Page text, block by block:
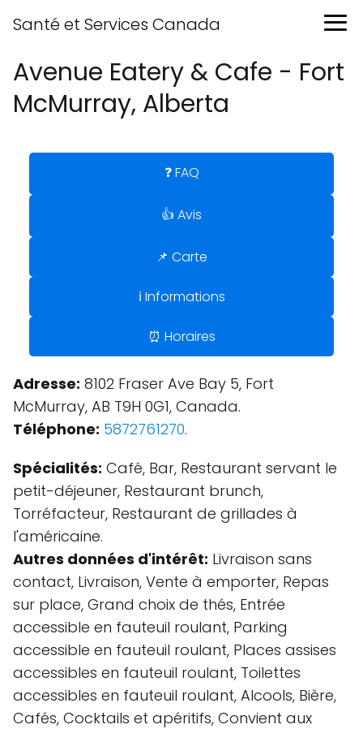
Santé et Services Canada
Avenue Eatery & Cafe - Fort
McMurray, Alberta
❓ FAQ
👍 Avis
📌 Carte
ℹ️ Informations
⏰ Horaires
Adresse: 8102 Fraser Ave Bay 5, Fort
McMurray, AB T9H 0G1, Canada.
Téléphone: 5872761270.
Spécialités: Café, Bar, Restaurant servant le
petit-déjeuner, Restaurant brunch,
Torréfacteur, Restaurant de grillades à
l'américaine.
Autres données d'intérêt: Livraison sans
contact, Livraison, Vente à emporter, Repas
sur place, Grand choix de thés, Entrée
accessible en fauteuil roulant, Parking
accessible en fauteuil roulant, Places assises
accessibles en fauteuil roulant, Toilettes
accessibles en fauteuil roulant, Alcools, Bière,
Cafés, Cocktails et apéritifs, Convient aux